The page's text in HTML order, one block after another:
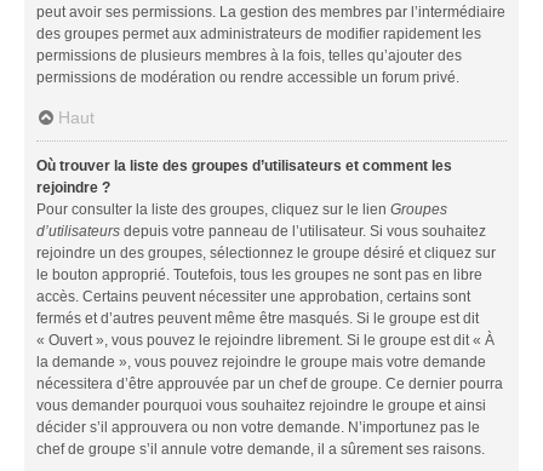
peut avoir ses permissions. La gestion des membres par l’intermédiaire
des groupes permet aux administrateurs de modifier rapidement les
permissions de plusieurs membres à la fois, telles qu’ajouter des
permissions de modération ou rendre accessible un forum privé.
Haut
Où trouver la liste des groupes d’utilisateurs et comment les
rejoindre ?
Pour consulter la liste des groupes, cliquez sur le lien Groupes
d’utilisateurs depuis votre panneau de l’utilisateur. Si vous souhaitez
rejoindre un des groupes, sélectionnez le groupe désiré et cliquez sur
le bouton approprié. Toutefois, tous les groupes ne sont pas en libre
accès. Certains peuvent nécessiter une approbation, certains sont
fermés et d’autres peuvent même être masqués. Si le groupe est dit
« Ouvert », vous pouvez le rejoindre librement. Si le groupe est dit « À
la demande », vous pouvez rejoindre le groupe mais votre demande
nécessitera d’être approuvée par un chef de groupe. Ce dernier pourra
vous demander pourquoi vous souhaitez rejoindre le groupe et ainsi
décider s’il approuvera ou non votre demande. N’importunez pas le
chef de groupe s’il annule votre demande, il a sûrement ses raisons.